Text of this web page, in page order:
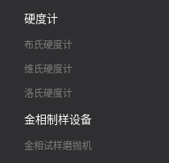
硬度计
布氏硬度计
维氏硬度计
洛氏硬度计
金相制样设备
金相试样磨抛机